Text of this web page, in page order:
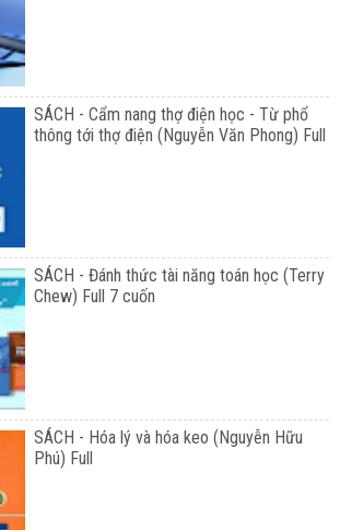
SÁCH - Cẩm nang thợ điện học - Từ phổ
thông tới thợ điện (Nguyễn Văn Phong) Full
SÁCH - Đánh thức tài năng toán học (Terry
Chew) Full 7 cuốn
SÁCH - Hóa lý và hóa keo (Nguyễn Hữu
Phú) Full